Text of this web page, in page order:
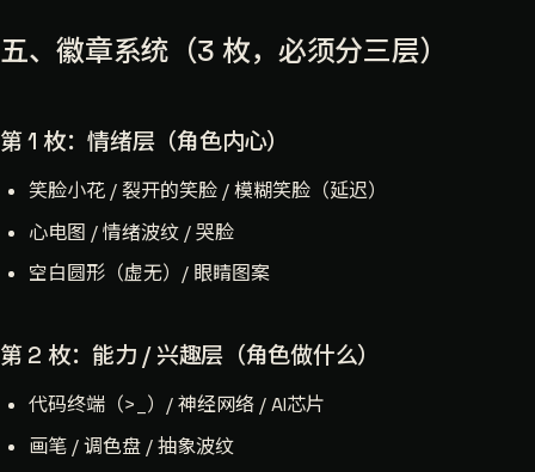
五、徽章系统（3 枚，必须分三层）
第 1 枚：情绪层（角色内心）
笑脸小花 / 裂开的笑脸 / 模糊笑脸（延迟）
心电图 / 情绪波纹 / 哭脸
空白圆形（虚无）/ 眼睛图案
第 2 枚：能力 / 兴趣层（角色做什么）
代码终端（>_）/ 神经网络 / AI芯片
画笔 / 调色盘 / 抽象波纹